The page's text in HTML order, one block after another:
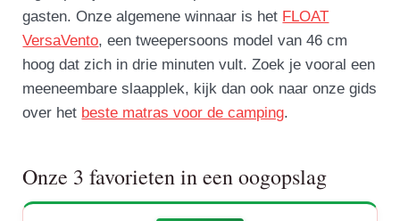
gasten. Onze algemene winnaar is het FLOAT
VersaVento, een tweepersoons model van 46 cm
hoog dat zich in drie minuten vult. Zoek je vooral een
meeneembare slaapplek, kijk dan ook naar onze gids
over het beste matras voor de camping.
Onze 3 favorieten in een oogopslag